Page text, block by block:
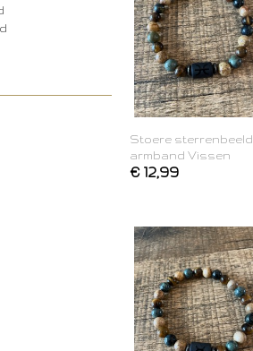
Stoere sterrenbeeld
armband Vissen
€ 12,99